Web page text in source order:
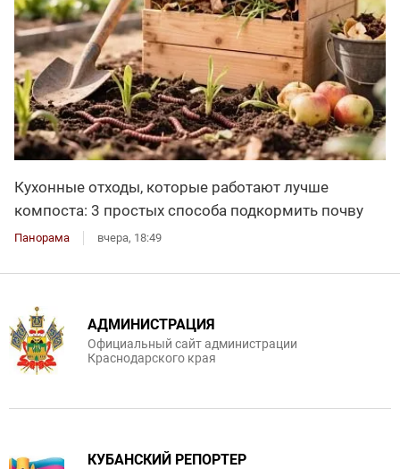
Кухонные отходы, которые работают лучше
компоста: 3 простых способа подкормить почву
Панорама вчера, 18:49
АДМИНИСТРАЦИЯ
Официальный сайт администрации
Краснодарского края
КУБАНСКИЙ РЕПОРТЕР